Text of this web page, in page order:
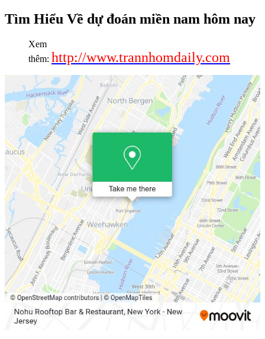
Tìm Hiểu Về dự đoán miền nam hôm nay
Xem
thêm: http://www.trannhomdaily.com